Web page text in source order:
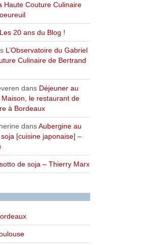
Haute Couture Culinaire
Les 20 ans du Blog !
L’Observatoire du Gabriel
Culinaire de Bertrand
dans Déjeuner au
le restaurant de
à Bordeaux
dansAubergine au
[cuisine japonaise] –
de soja – Thierry Marx